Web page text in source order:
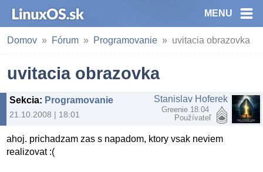
MENU
Domov Fórum Programovanie uvitacia obrazovka
uvitacia obrazovka
Sekcia: Programovanie
21.10.2008 | 18:01
Stanislav Hoferek
Greenie 18.04
Používateľ
ahoj. prichadzam zas s napadom, ktory vsak neviem
realizovat :(